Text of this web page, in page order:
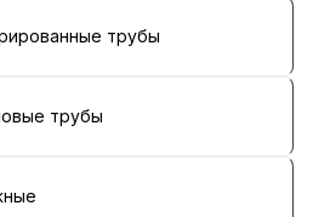
трубы
трубы